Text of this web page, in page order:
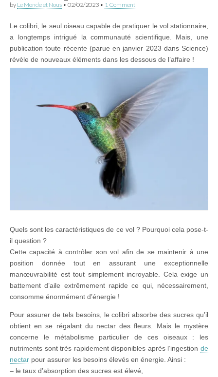
by Le Monde et Nous • 02/02/2023 • 1 Comment
Le colibri, le seul oiseau capable de pratiquer le vol stationnaire,
a longtemps intrigué la communauté scientifique. Mais, une
publication toute récente (parue en janvier 2023 dans Science)
révèle de nouveaux éléments dans les dessous de l’affaire !
Quels sont les caractéristiques de ce vol ? Pourquoi cela pose-t-
il question ?
Cette capacité à contrôler son vol afin de se maintenir à une
position donnée tout en assurant une exceptionnelle
manœuvrabilité est tout simplement incroyable. Cela exige un
battement d’aile extrêmement rapide ce qui, nécessairement,
consomme énormément d’énergie !
Pour assurer de tels besoins, le colibri absorbe des sucres qu’il
obtient en se régalant du nectar des fleurs. Mais le mystère
concerne le métabolisme particulier de ces oiseaux : les
nutriments sont très rapidement disponibles après l’ingestion de
nectar pour assurer les besoins élevés en énergie. Ainsi :
– le taux d’absorption des sucres est élevé,